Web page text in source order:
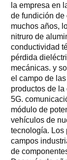
la empresa en
de fundición de
muchos años,
nitruro de
conductividad
pérdida
mecánicas. y
el campo de
productos de
5G.
módulo de
vehículos de
tecnología. Los
campos
de